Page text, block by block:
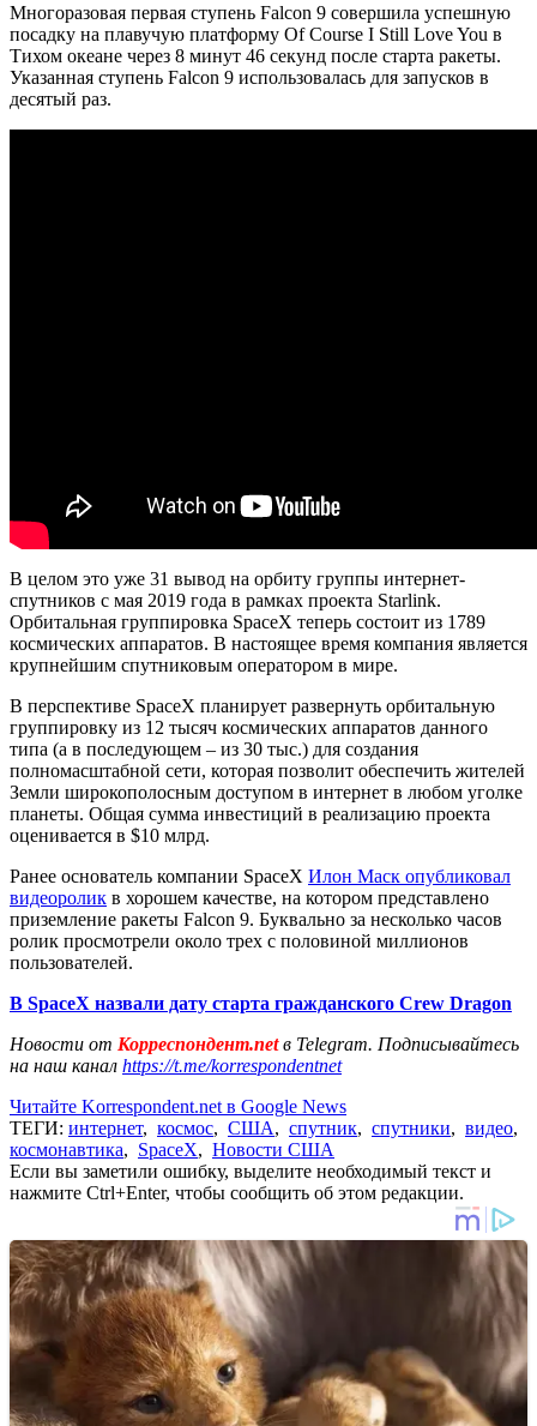
Многоразовая первая ступень Falcon 9 совершила успешную
посадку на плавучую платформу Of Course I Still Love You в
Тихом океане через 8 минут 46 секунд после старта ракеты.
Указанная ступень Falcon 9 использовалась для запусков в
десятый раз.
В целом это уже 31 вывод на орбиту группы интернет-
спутников с мая 2019 года в рамках проекта Starlink.
Орбитальная группировка SpaceX теперь состоит из 1789
космических аппаратов. В настоящее время компания является
крупнейшим спутниковым оператором в мире.
В перспективе SpaceX планирует развернуть орбитальную
группировку из 12 тысяч космических аппаратов данного
типа (а в последующем – из 30 тыс.) для создания
полномасштабной сети, которая позволит обеспечить жителей
Земли широкополосным доступом в интернет в любом уголке
планеты. Общая сумма инвестиций в реализацию проекта
оценивается в $10 млрд.
Ранее основатель компании SpaceX Илон Маск опубликовал
видеоролик в хорошем качестве, на котором представлено
приземление ракеты Falcon 9. Буквально за несколько часов
ролик просмотрели около трех с половиной миллионов
пользователей.
В SpaceX назвали дату старта гражданского Crew Dragon
Новости от Корреспондент.netв Telegram. Подписывайтесь
на наш канал https://t.me/korrespondentnet
Читайте Korrespondent.net в Google News
ТЕГИ: интернет, космос, США, спутник, спутники, видео,
космонавтика, SpaceX, Новости США
Если вы заметили ошибку, выделите необходимый текст и
нажмите Ctrl+Enter, чтобы сообщить об этом редакции.